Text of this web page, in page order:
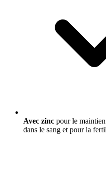
Avec zinc pour le
dans le sang et pour la